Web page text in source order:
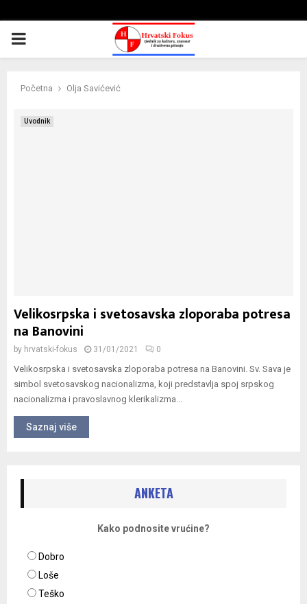
PRIMARY
Početna Olja Savićević
Uvodnik
Velikosrpska i svetosavska zloporaba potresa
na Banovini
by hrvatski-fokus 31/01/2021 0
Velikosrpska i svetosavska zloporaba potresa na Banovini. Sv. Sava je
simbol svetosavskog nacionalizma, koji predstavlja spoj srpskog
nacionalizma i pravoslavnog klerikalizma...
Saznaj više
ANKETA
Kako podnosite vrućine?
Dobro
Loše
Teško